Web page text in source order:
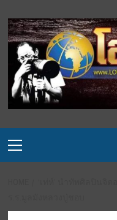
to
content
Menu